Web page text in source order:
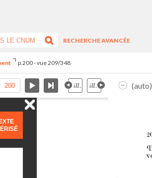
RECHERCHE AVANCÉE
p.200 - vue 209/348
(auto)